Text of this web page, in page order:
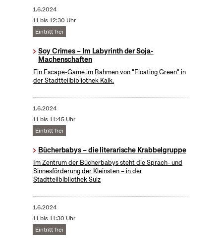
1.6.2024
11 bis 12:30 Uhr
Eintritt frei
Soy Crimes – Im Labyrinth der Soja-
Machenschaften
Ein Escape-Game im Rahmen von "Floating Green" in
der Stadtteilbibliothek Kalk.
1.6.2024
11 bis 11:45 Uhr
Eintritt frei
Bücherbabys – die literarische Krabbelgruppe
Im Zentrum der Bücherbabys steht die Sprach- und
Sinnesförderung der Kleinsten – in der
Stadtteilbibliothek Sülz
1.6.2024
11 bis 11:30 Uhr
Eintritt frei